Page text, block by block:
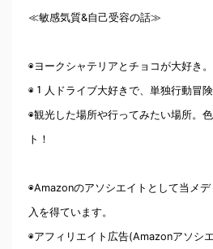
≪敏感気質&自己受容の話≫
◉ヨークシャテリアとチョコが大好き。
◉１人ドライブ大好きで、単独行動冒険
◉観光した場所や行ってみたい場所。
ト！
◉Amazonのアソシエイトとして当メ
入を得ています。
◉アフィリエイト広告(Amazonアソシ